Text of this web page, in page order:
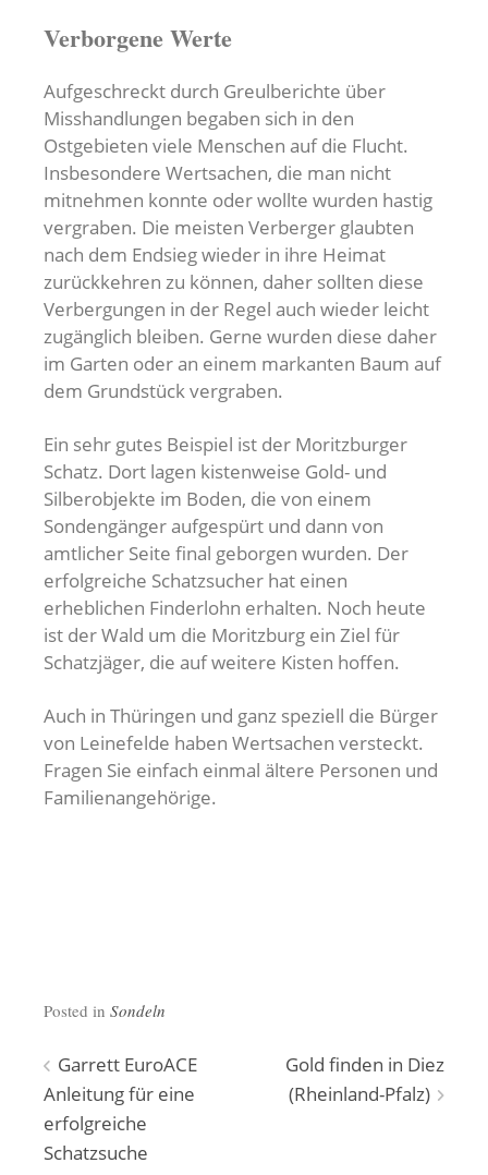
Verborgene Werte
Aufgeschreckt durch Greulberichte über
Misshandlungen begaben sich in den
Ostgebieten viele Menschen auf die Flucht.
Insbesondere Wertsachen, die man nicht
mitnehmen konnte oder wollte wurden hastig
vergraben. Die meisten Verberger glaubten
nach dem Endsieg wieder in ihre Heimat
zurückkehren zu können, daher sollten diese
Verbergungen in der Regel auch wieder leicht
zugänglich bleiben. Gerne wurden diese daher
im Garten oder an einem markanten Baum auf
dem Grundstück vergraben.
Ein sehr gutes Beispiel ist der Moritzburger
Schatz. Dort lagen kistenweise Gold- und
Silberobjekte im Boden, die von einem
Sondengänger aufgespürt und dann von
amtlicher Seite final geborgen wurden. Der
erfolgreiche Schatzsucher hat einen
erheblichen Finderlohn erhalten. Noch heute
ist der Wald um die Moritzburg ein Ziel für
Schatzjäger, die auf weitere Kisten hoffen.
Auch in Thüringen und ganz speziell die Bürger
von Leinefelde haben Wertsachen versteckt.
Fragen Sie einfach einmal ältere Personen und
Familienangehörige.
Posted in Sondeln
Beitragsnavigation
Garrett EuroACE
Anleitung für eine
erfolgreiche
Schatzsuche
Gold finden in Diez
(Rheinland-Pfalz)